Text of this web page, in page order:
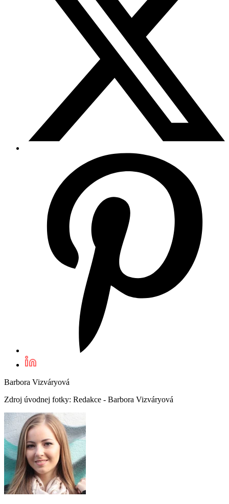
Barbora Vizváryová
Zdroj úvodnej fotky: Redakce - Barbora Vizváryová